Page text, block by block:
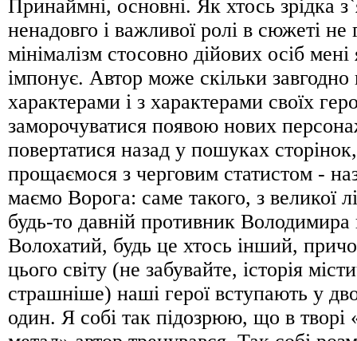
Принаймні, основні. Як хтось зрідка
ненадовго і важливої ролі в сюжеті не
мінімалізм стосовно дійових осіб
імпонує. Автор може скільки завгодно
характерами і з характерами своїх
заморочуватися появою нових
повертатися назад у пошуках
прощаємося з черговим статистом -
маємо Ворога: саме такого, з великої
будь-то давній противник Володимира
Волохатий, будь це хтось інший,
цього світу (не забувайте, історія
страшніше) наші герої вступають у
один. Я собі так підозрюю, що в